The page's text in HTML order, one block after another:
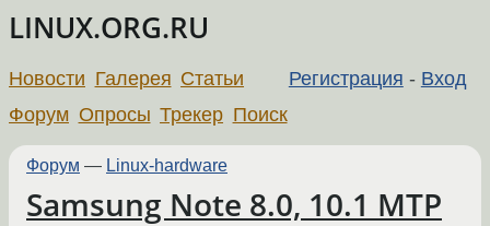
LINUX.ORG.RU
Регистрация - Вход
Новости Галерея Статьи
Форум Опросы Трекер Поиск
Форум — Linux-hardware
Samsung Note 8.0, 10.1 MTP